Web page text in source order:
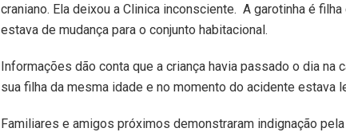
craniano. Ela deixou a Clinica inconsciente. A garotinha é filha
estava de mudança para o conjunto habitacional.
Informações dão conta que a criança havia passado o dia na
sua filha da mesma idade e no momento do acidente estava
Familiares e amigos próximos demonstraram indignação